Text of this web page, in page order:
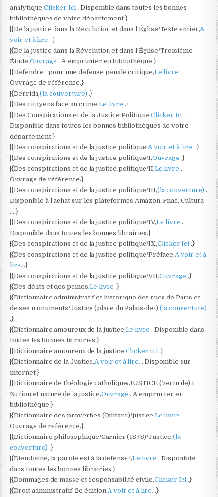
analytique,Clicker Ici. Disponible dans toutes les bonnes
bibliothèques de votre département.}
|{De la justice dans la Révolution et dans l’Église/Texte entier,A
voir et à lire..}
|{De la justice dans la Révolution et dans l’Église/Troisième
Étude,Ouvrage. A emprunter en bibliothèque.}
|{Défendre : pour une défense pénale critique,Le livre.
Ouvrage de référence.}
|{Derrida,(la couverture).}
|{Des citoyens face au crime,Le livre.}
|{Des Conspirations et de la Justice Politique,Clicker Ici.
Disponible dans toutes les bonnes bibliothèques de votre
département.}
|{Des conspirations et de la justice politique,A voir et à lire..}
|{Des conspirations et de la justice politique/I,Ouvrage.}
|{Des conspirations et de la justice politique/II,Le livre.
Ouvrage de référence.}
|{Des conspirations et de la justice politique/III,(la couverture).
Disponible à l’achat sur les plateformes Amazon, Fnac, Cultura
….}
|{Des conspirations et de la justice politique/IV,Le livre.
Disponible dans toutes les bonnes librairies.}
|{Des conspirations et de la justice politique/IX,Clicker Ici.}
|{Des conspirations et de la justice politique/Préface,A voir et à
lire..}
|{Des conspirations et de la justice politique/VII,Ouvrage.}
|{Des délits et des peines,Le livre.}
|{Dictionnaire administratif et historique des rues de Paris et
de ses monuments/Justice (place du Palais-de-),(la couverture)
.}
|{Dictionnaire amoureux de la justice,Le livre. Disponible dans
toutes les bonnes librairies.}
|{Dictionnaire amoureux de la justice,Clicker Ici.}
|{Dictionnaire de la Justice,A voir et à lire.. Disponible sur
internet.}
|{Dictionnaire de théologie catholique/JUSTICE (Vertu de) I.
Notion et nature de la justice,Ouvrage. A emprunter en
bibliothèque.}
|{Dictionnaire des proverbes (Quitard)/justice,Le livre.
Ouvrage de référence.}
|{Dictionnaire philosophique/Garnier (1878)/Justice,(la
couverture).}
|{Dieudonné, la parole est à la défense !,Le livre. Disponible
dans toutes les bonnes librairies.}
|{Dommages de masse et responsabilité civile,Clicker Ici.}
|{Droit administratif. 2e édition,A voir et à lire..}